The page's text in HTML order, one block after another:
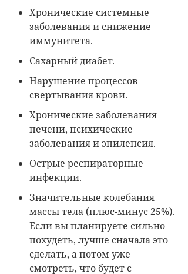
Хронические системные
заболевания и снижение
иммунитета.
Сахарный диабет.
Нарушение процессов
свертывания крови.
Хронические заболевания
печени, психические
заболевания и эпилепсия.
Острые респираторные
инфекции.
Значительные колебания
массы тела (плюс-минус 25%).
Если вы планируете сильно
похудеть, лучше сначала это
сделать, а потом уже
смотреть, что будет с